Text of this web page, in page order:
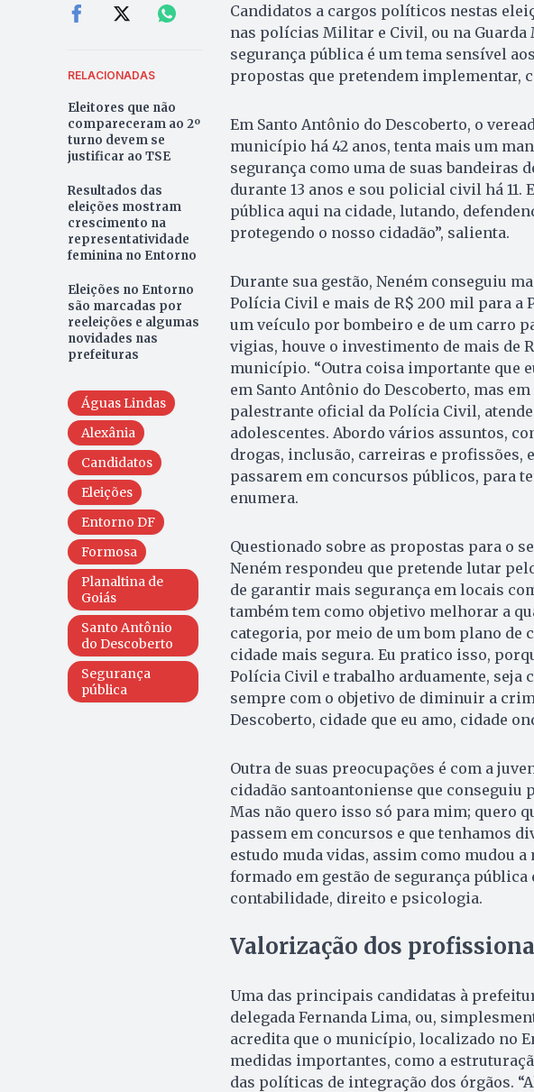
RELACIONADAS
Eleitores que não
compareceram ao 2º
turno devem se
justificar ao TSE
Resultados das
eleições mostram
crescimento na
representatividade
feminina no Entorno
Eleições no Entorno
são marcadas por
reeleições e algumas
novidades nas
prefeituras
Águas Lindas
Alexânia
Candidatos
Eleições
Entorno DF
Formosa
Planaltina de
Goiás
Santo Antônio
do Descoberto
Segurança
pública
Candidatos a cargos políticos nestas
nas polícias Militar e Civil, ou na Guarda
segurança pública é um tema sensível
propostas que pretendem implementar,
Em Santo Antônio do Descoberto, o
município há 42 anos, tenta mais um
segurança como uma de suas
durante 13 anos e sou policial civil há 11.
pública aqui na cidade, lutando,
protegendo o nosso cidadão”, salienta.
Durante sua gestão, Neném conseguiu
Polícia Civil e mais de R$ 200 mil para a
um veículo por bombeiro e de um carro
vigias, houve o investimento de mais de
município. “Outra coisa importante que
em Santo Antônio do Descoberto, mas
palestrante oficial da Polícia Civil,
adolescentes. Abordo vários assuntos,
drogas, inclusão, carreiras e profissões,
passarem em concursos públicos, para
enumera.
Questionado sobre as propostas para o
Neném respondeu que pretende lutar
de garantir mais segurança em locais
também tem como objetivo melhorar a
categoria, por meio de um bom plano de
cidade mais segura. Eu pratico isso,
Polícia Civil e trabalho arduamente, seja
sempre com o objetivo de diminuir a
Descoberto, cidade que eu amo, cidade
Outra de suas preocupações é com a
cidadão santoantoniense que conseguiu
Mas não quero isso só para mim; quero
passem em concursos e que tenhamos
estudo muda vidas, assim como mudou a
formado em gestão de segurança
contabilidade, direito e psicologia.
Valorização dos
Uma das principais candidatas à
delegada Fernanda Lima, ou,
acredita que o município, localizado no
medidas importantes, como a
das políticas de integração dos órgãos.